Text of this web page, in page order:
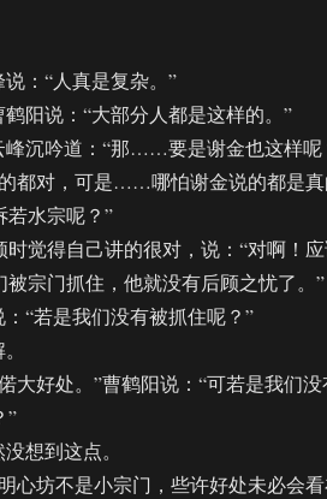
：“人真是复杂。”
阳说：“大部分人都是这样的。”
吟道：“那……要是谢金也这样呢
的都对，可是……哪怕谢金说的都是
若水宗呢？”
得自己讲的很对，说：“对啊！应
宗门抓住，他就没有后顾之忧了。”
若是我们没有被抓住呢？”
好处。”曹鹤阳说：“可若是我们没
”
到这点。
坊不是小宗门，些许好处未必会看